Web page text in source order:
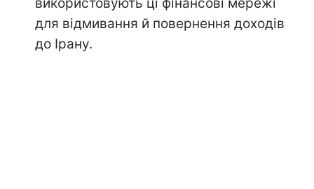
для відмивання й повернення доходів
до Ірану.